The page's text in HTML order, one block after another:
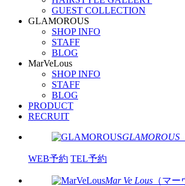
GUEST COLLECTION
GLAMOROUS
SHOP INFO
STAFF
BLOG
MarVeLous
SHOP INFO
STAFF
BLOG
PRODUCT
RECRUIT
GLAMOROUS
WEB予約 TEL予約
Mar Ve Lous （マー